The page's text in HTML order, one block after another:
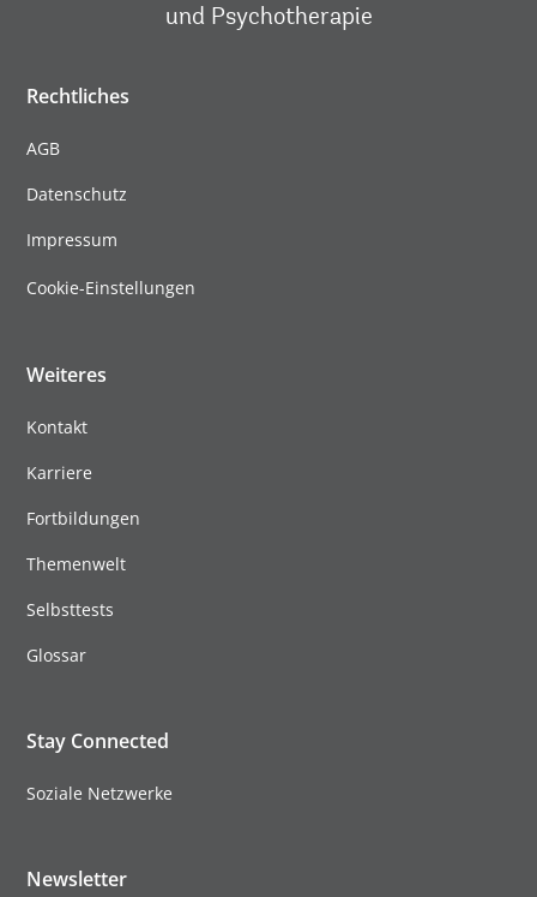
und Psychotherapie
Rechtliches
AGB
Datenschutz
Impressum
Cookie-Einstellungen
Weiteres
Kontakt
Karriere
Fortbildungen
Themenwelt
Selbsttests
Glossar
Stay Connected
Soziale Netzwerke
Newsletter